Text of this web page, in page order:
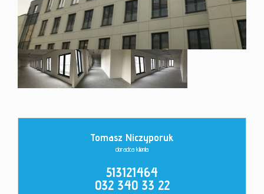
Kontakt
Tomasz Niczyporuk
doradca klienta
513121464
032 340 33 22